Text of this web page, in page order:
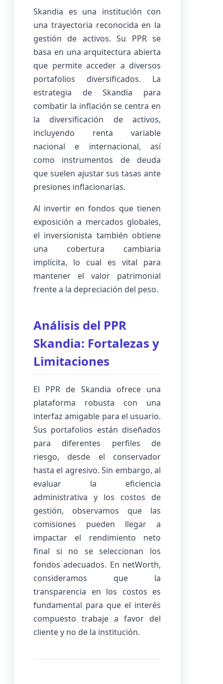
Skandia es una institución con
una trayectoria reconocida en la
gestión de activos. Su PPR se
basa en una arquitectura abierta
que permite acceder a diversos
portafolios diversificados. La
estrategia de Skandia para
combatir la inflación se centra en
la diversificación de activos,
incluyendo renta variable
nacional e internacional, así
como instrumentos de deuda
que suelen ajustar sus tasas ante
presiones inflacionarias.
Al invertir en fondos que tienen
exposición a mercados globales,
el inversionista también obtiene
una cobertura cambiaria
implícita, lo cual es vital para
mantener el valor patrimonial
frente a la depreciación del peso.
Análisis del PPR
Skandia: Fortalezas y
Limitaciones
El PPR de Skandia ofrece una
plataforma robusta con una
interfaz amigable para el usuario.
Sus portafolios están diseñados
para diferentes perfiles de
riesgo, desde el conservador
hasta el agresivo. Sin embargo, al
evaluar la eficiencia
administrativa y los costos de
gestión, observamos que las
comisiones pueden llegar a
impactar el rendimiento neto
final si no se seleccionan los
fondos adecuados. En netWorth,
consideramos que la
transparencia en los costos es
fundamental para que el interés
compuesto trabaje a favor del
cliente y no de la institución.